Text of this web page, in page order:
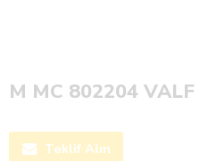
M MC 802204 VALF
Teklif Alın